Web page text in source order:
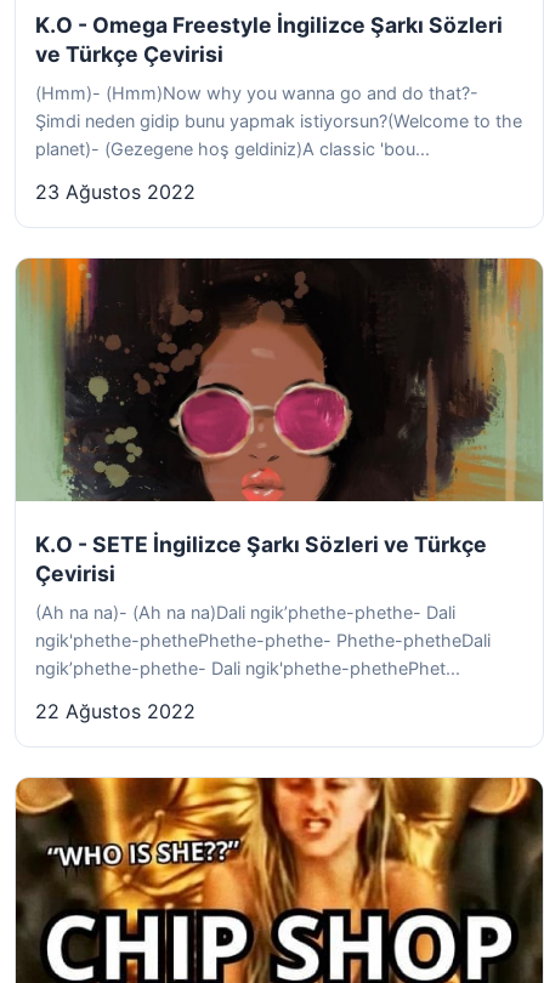
K.O - Omega Freestyle İngilizce Şarkı Sözleri
ve Türkçe Çevirisi
(Hmm)- (Hmm)Now why you wanna go and do that?-
Şimdi neden gidip bunu yapmak istiyorsun?(Welcome to the
planet)- (Gezegene hoş geldiniz)A classic 'bou...
23 Ağustos 2022
K.O - SETE İngilizce Şarkı Sözleri ve Türkçe
Çevirisi
(Ah na na)- (Ah na na)Dali ngik’phethe-phethe- Dali
ngik'phethe-phethePhethe-phethe- Phethe-phetheDali
ngik’phethe-phethe- Dali ngik'phethe-phethePhet...
22 Ağustos 2022